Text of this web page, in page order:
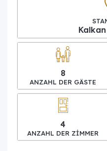
8
ANZAHL DER GÄSTE
4
ANZAHL DER ZIMMER